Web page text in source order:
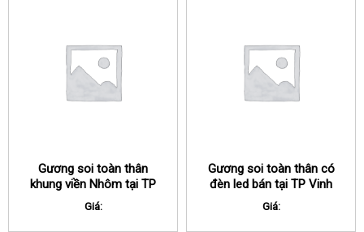
Gương soi toàn thân
khung viền Nhôm tại TP
Vinh Nghệ An
Giá:
Gương soi toàn thân có
đèn led bán tại TP Vinh
Nghệ An
Giá: